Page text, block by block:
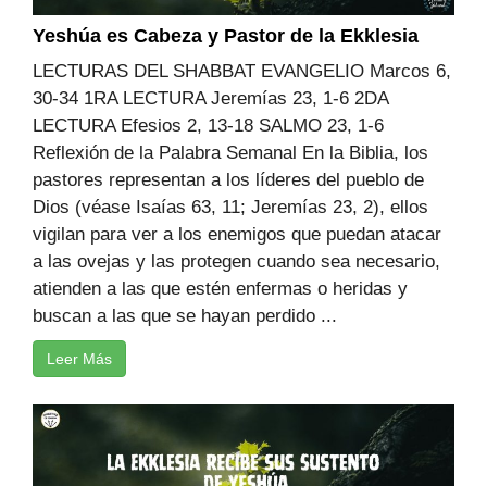
Yeshúa es Cabeza y Pastor de la Ekklesia
LECTURAS DEL SHABBAT EVANGELIO Marcos 6,
30-34 1RA LECTURA Jeremías 23, 1-6 2DA
LECTURA Efesios 2, 13-18 SALMO 23, 1-6
Reflexión de la Palabra Semanal En la Biblia, los
pastores representan a los líderes del pueblo de
Dios (véase Isaías 63, 11; Jeremías 23, 2), ellos
vigilan para ver a los enemigos que puedan atacar
a las ovejas y las protegen cuando sea necesario,
atienden a las que estén enfermas o heridas y
buscan a las que se hayan perdido ...
Leer Más